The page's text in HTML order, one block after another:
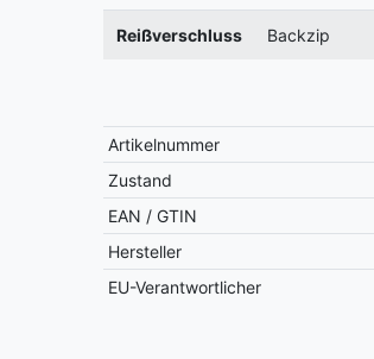
Reißverschluss Backzip
Artikelnummer
Zustand
EAN / GTIN
Hersteller
EU-Verantwortlicher